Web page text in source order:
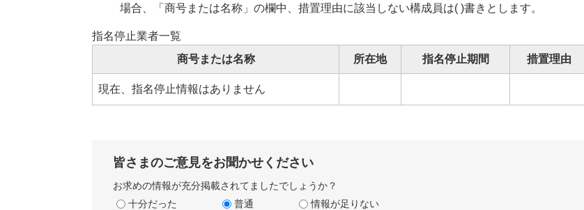
場合、「商号または名称」の欄中、措置理由に該当しない構成員は( )書きとします。
指名停止業者一覧
商号または名称
所在地 指名停止期間 措置理由
現在、指名停止情報はありません
皆さまのご意見をお聞かせください
お求めの情報が充分掲載されてましたでしょうか？
十分だった
普通 情報が足りない